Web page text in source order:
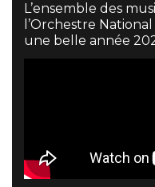
L’ensemble des
l’Orchestre
une belle année